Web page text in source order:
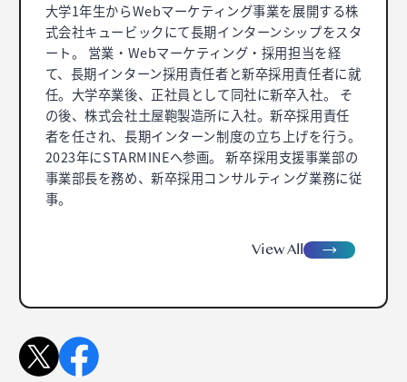
大学1年生からWebマーケティング事業を展開する株
式会社キュービックにて長期インターンシップをスタ
ート。 営業・Webマーケティング・採用担当を経
て、長期インターン採用責任者と新卒採用責任者に就
任。大学卒業後、正社員として同社に新卒入社。 そ
の後、株式会社土屋鞄製造所に入社。新卒採用責任
者を任され、長期インターン制度の立ち上げを行う。
2023年にSTARMINEへ参画。 新卒採用支援事業部の
事業部長を務め、新卒採用コンサルティング業務に従
事。
viewAll